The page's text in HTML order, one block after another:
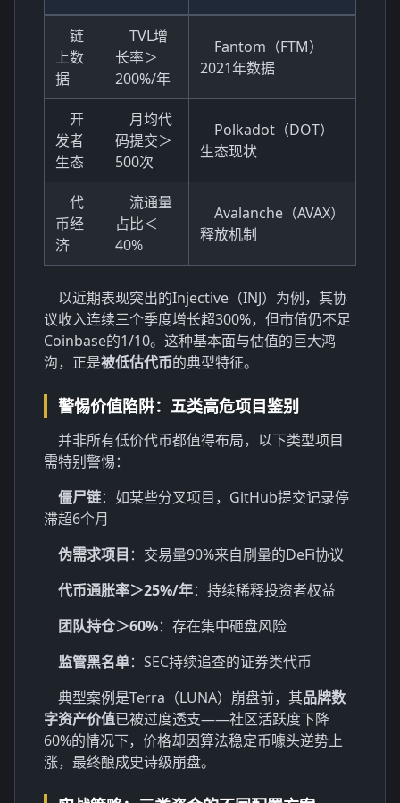
链
上数
据
TVL增
长率＞
200%/年
Fantom（FTM）
2021年数据
开
发者
生态
月均代
码提交＞
500次
Polkadot（DOT）
生态现状
代
币经
济
流通量
占比＜
40%
Avalanche（AVAX）
释放机制
以近期表现突出的Injective（INJ）为例，其协
议收入连续三个季度增长超300%，但市值仍不足
Coinbase的1/10。这种基本面与估值的巨大鸿
沟，正是被低估代币的典型特征。
警惕价值陷阱：五类高危项目鉴别
并非所有低价代币都值得布局，以下类型项目
需特别警惕：
僵尸链：如某些分叉项目，GitHub提交记录停
滞超6个月
伪需求项目 ：交易量90%来自刷量的DeFi协议
代币通胀率＞25%/年：持续稀释投资者权益
团队持仓＞60%：存在集中砸盘风险
监管黑名单：SEC持续追查的证券类代币
典型案例是Terra（LUNA）崩盘前，其品牌数
字资产价值已被过度透支——社区活跃度下降
60%的情况下，价格却因算法稳定币噱头逆势上
涨，最终酿成史诗级崩盘。